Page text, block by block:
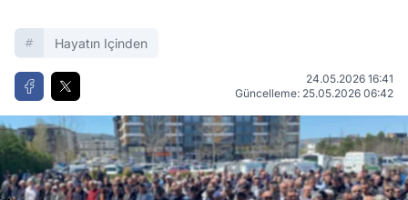
Hayatın Içinden
24.05.2026 16:41
Güncelleme: 25.05.2026 06:42